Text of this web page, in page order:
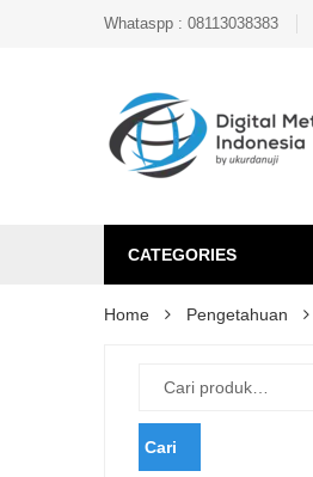
Whataspp : 08113038383
CATEGORIES
Home Pengetahuan
Cari